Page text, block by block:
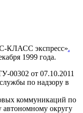
КЛАСС экспресс».
1999 года.
00302 от 07.10.2011
по надзору в
коммуникаций по
автономному округу